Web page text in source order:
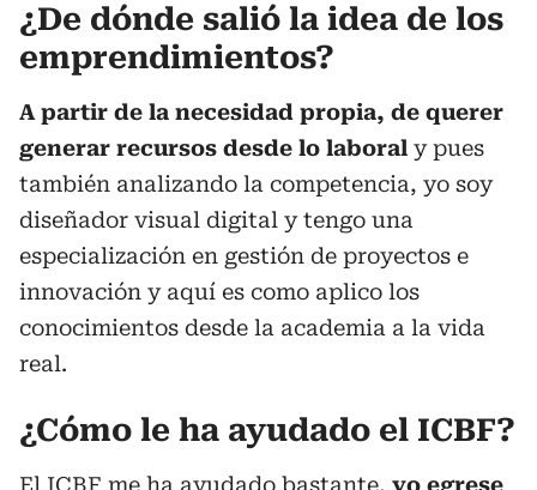
¿De dónde salió la idea de los
emprendimientos?
A partir de la necesidad propia, de querer
generar recursos desde lo laboral y pues
también analizando la competencia, yo soy
diseñador visual digital y tengo una
especialización en gestión de proyectos e
innovación y aquí es como aplico los
conocimientos desde la academia a la vida
real.
¿Cómo le ha ayudado el ICBF?
El ICBF me ha ayudado bastante, yo egrese